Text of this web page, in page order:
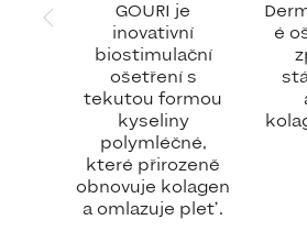
GOURI je
inovativní
biostimulační
ošetření s
tekutou formou
kyseliny
polymléčné,
které přirozeně
obnovuje kolagen
a omlazuje pleť.
é